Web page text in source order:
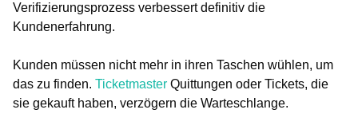
Verifizierungsprozess verbessert definitiv die
Kundenerfahrung.
Kunden müssen nicht mehr in ihren Taschen wühlen, um
das zu finden. Ticketmaster Quittungen oder Tickets, die
sie gekauft haben, verzögern die Warteschlange.